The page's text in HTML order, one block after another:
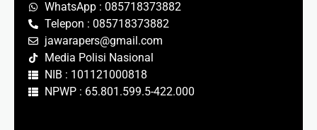
WhatsApp : 085718373882
Telepon : 085718373882
jawarapers@gmail.com
Media Polisi Nasional
NIB : 101121000818
NPWP : 65.801.599.5-422.000